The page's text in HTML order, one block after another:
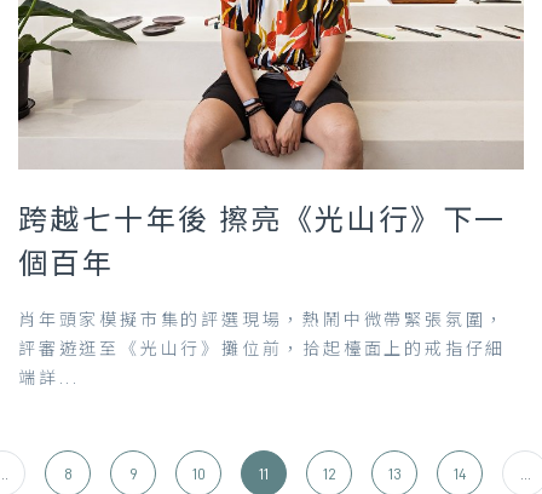
跨越七十年後 擦亮《光山行》下一
個百年
肖年頭家模擬市集的評選現場，熱鬧中微帶緊張氛圍，
評審遊逛至《光山行》攤位前，拾起檯面上的戒指仔細
端詳...
8 9 10 11 12 13 14